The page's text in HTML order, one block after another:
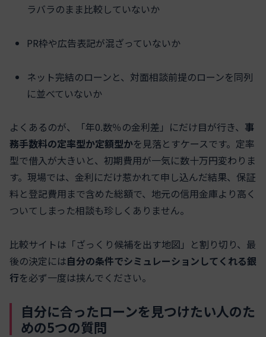
ラバラのまま比較していないか
PR枠や広告表記が混ざっていないか
ネット完結のローンと、対面相談前提のローンを同列
に並べていないか
よくあるのが、「年0.数％の金利差」にだけ目が行き、 事
務手数料の定率型か定額型かを見落とすケースです。定率
型で借入が大きいと、初期費用が一気に数十万円変わりま
す。現場では、金利にだけ惹かれて申し込んだ結果、保証
料と登記費用まで含めた総額で、地元の信用金庫より高く
ついてしまった相談も珍しくありません。
比較サイトは「ざっくり候補を出す地図」と割り切り、最
後の決定には自分の条件でシミュレーションしてくれる銀
行を必ず一度は挟んでください。
自分に合ったローンを見つけたい人のた
めの5つの質問